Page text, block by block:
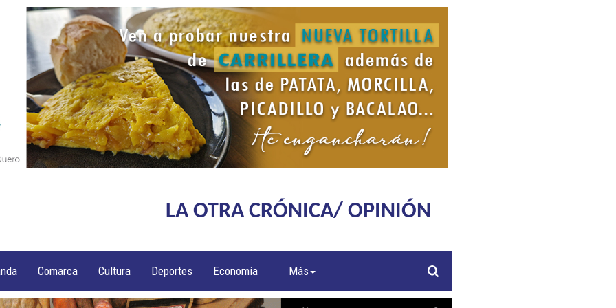
LA OTRA CRÓNICA/ OPINIÓN
Comarca Cultura Deportes Economía Más